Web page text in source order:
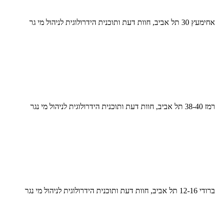
אחימעץ 30 תל אביב, חוות דעת ותוכנית הידרולוגית לניהול מי גר
רמז 38-40 תל אביב, חוות דעת ותוכנית הידרולוגית לניהול מי נגר
ברודי 12-16 תל אביב, חוות דעת ותוכנית הידרולוגית לניהול מי נגר